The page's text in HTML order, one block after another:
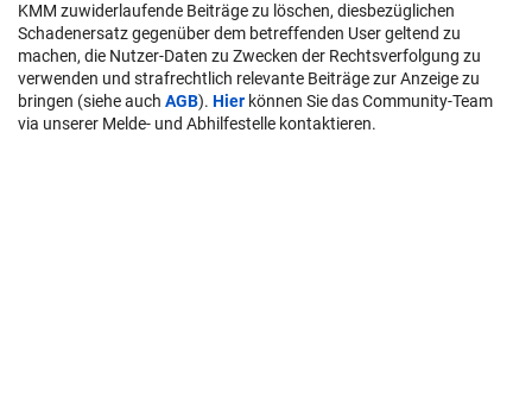
KMM zuwiderlaufende Beiträge zu löschen, diesbezüglichen
Schadenersatz gegenüber dem betreffenden User geltend zu
machen, die Nutzer-Daten zu Zwecken der Rechtsverfolgung zu
verwenden und strafrechtlich relevante Beiträge zur Anzeige zu
bringen (siehe auch AGB). Hier können Sie das Community-Team
via unserer Melde- und Abhilfestelle kontaktieren.